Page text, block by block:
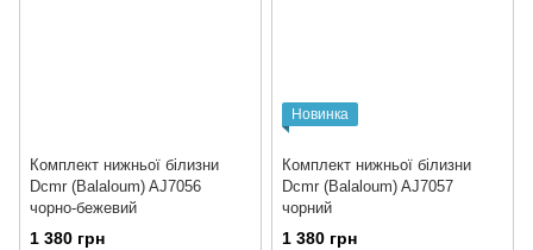
Комплект нижньої білизни
Dcmr (Balaloum) AJ7056
чорно-бежевий
1 380 грн
Новинка
Комплект нижньої білизни
Dcmr (Balaloum) AJ7057
чорний
1 380 грн